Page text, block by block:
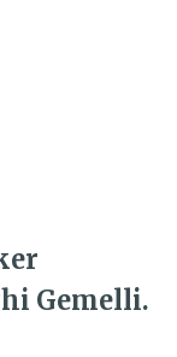
Gemelli.